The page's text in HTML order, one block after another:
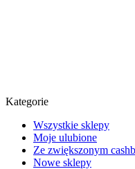
Kategorie
Wszystkie sklepy
Moje ulubione
Ze zwiększonym
Nowe sklepy